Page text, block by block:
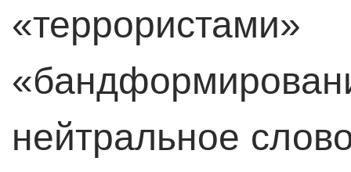
нейтральное